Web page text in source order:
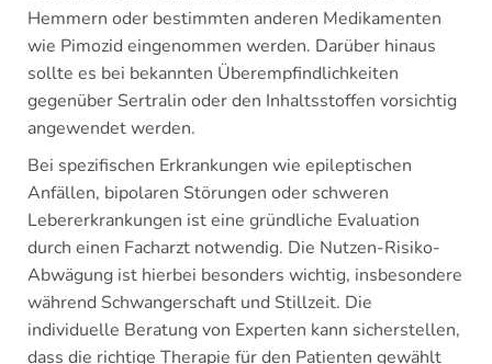
Hemmern oder bestimmten anderen Medikamenten
wie Pimozid eingenommen werden. Darüber hinaus
sollte es bei bekannten Überempfindlichkeiten
gegenüber Sertralin oder den Inhaltsstoffen vorsichtig
angewendet werden.
Bei spezifischen Erkrankungen wie epileptischen
Anfällen, bipolaren Störungen oder schweren
Lebererkrankungen ist eine gründliche Evaluation
durch einen Facharzt notwendig. Die Nutzen-Risiko-
Abwägung ist hierbei besonders wichtig, insbesondere
während Schwangerschaft und Stillzeit. Die
individuelle Beratung von Experten kann sicherstellen,
dass die richtige Therapie für den Patienten gewählt